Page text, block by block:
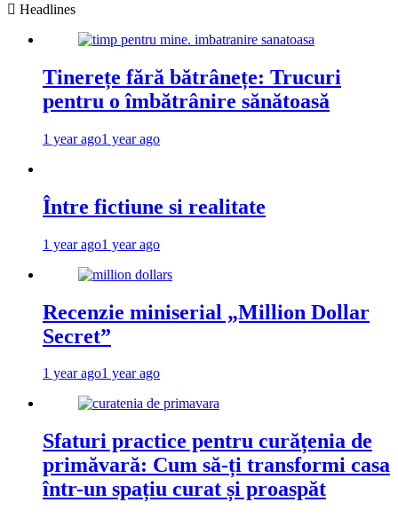
Headlines
Tinerețe fără bătrânețe: Trucuri
pentru o îmbătrânire sănătoasă
1 year ago1 year ago
Între fictiune si realitate
1 year ago1 year ago
Recenzie miniserial „Million Dollar
Secret”
1 year ago1 year ago
Sfaturi practice pentru curățenia de
primăvară: Cum să-ți transformi casa
într-un spațiu curat și proaspăt